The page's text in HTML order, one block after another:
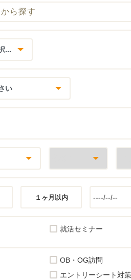
１ヶ月以内
就活セミナー
OB・OG訪問
エントリーシート対策